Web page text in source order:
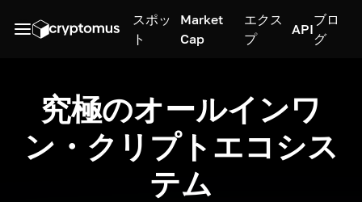
スポッ
ト
Market
Cap
エクス
プ
API
ブロ
グ
究極のオールインワ
ン・クリプトエコシス
テム